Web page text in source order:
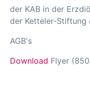
der KAB in der
der Ketteler-Stiftung
AGB's
Download Flyer (850